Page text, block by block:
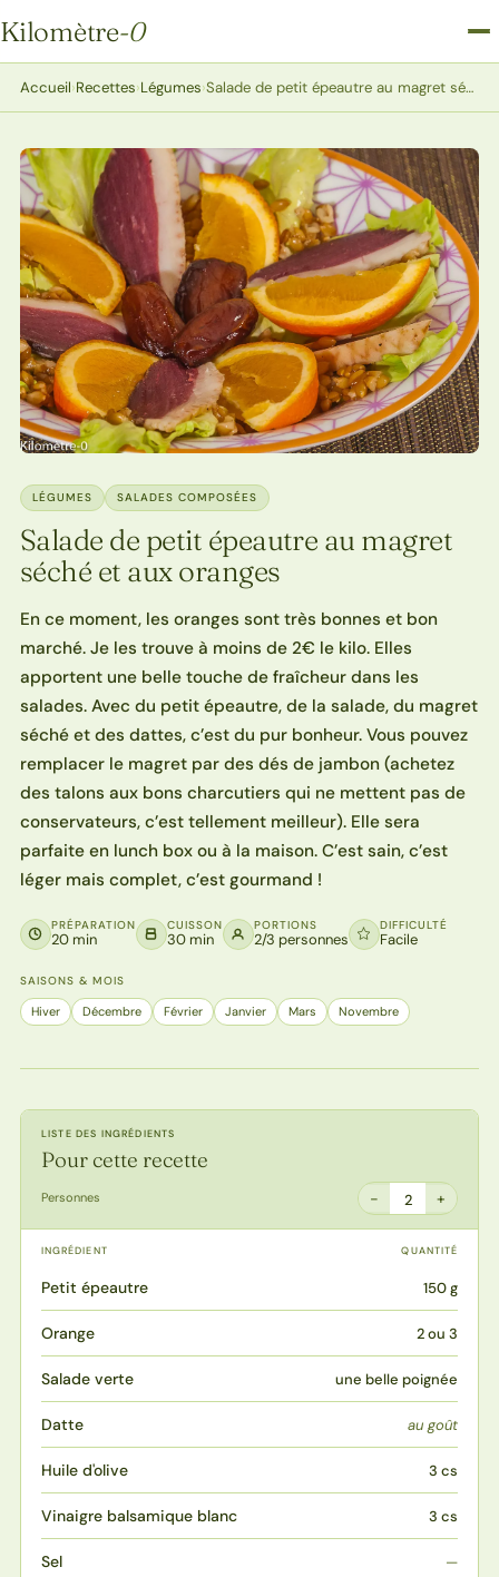
Kilomètre-0
Kilomètre-0
Accueil›Recettes›Légumes› Salade de petit épeautre au magret séché et aux oranges
LÉGUMES SALADES COMPOSÉES
Salade de petit épeautre au magret
séché et aux oranges
En ce moment, les oranges sont très bonnes et bon
marché. Je les trouve à moins de 2€ le kilo. Elles
apportent une belle touche de fraîcheur dans les
salades. Avec du petit épeautre, de la salade, du magret
séché et des dattes, c’est du pur bonheur. Vous pouvez
remplacer le magret par des dés de jambon (achetez
des talons aux bons charcutiers qui ne mettent pas de
conservateurs, c’est tellement meilleur). Elle sera
parfaite en lunch box ou à la maison. C’est sain, c’est
léger mais complet, c’est gourmand !
PRÉPARATION
20 min
CUISSON
30 min
PORTIONS
2/3 personnes
DIFFICULTÉ
Facile
SAISONS & MOIS
Hiver Décembre Février Janvier Mars Novembre
LISTE DES INGRÉDIENTS
Pour cette recette
Personnes − 2 +
INGRÉDIENT QUANTITÉ
Petit épeautre 150 g
Orange 2 ou 3
Salade verte une belle poignée
Datte au goût
Huile d'olive 3 cs
Vinaigre balsamique blanc 3 cs
Sel —